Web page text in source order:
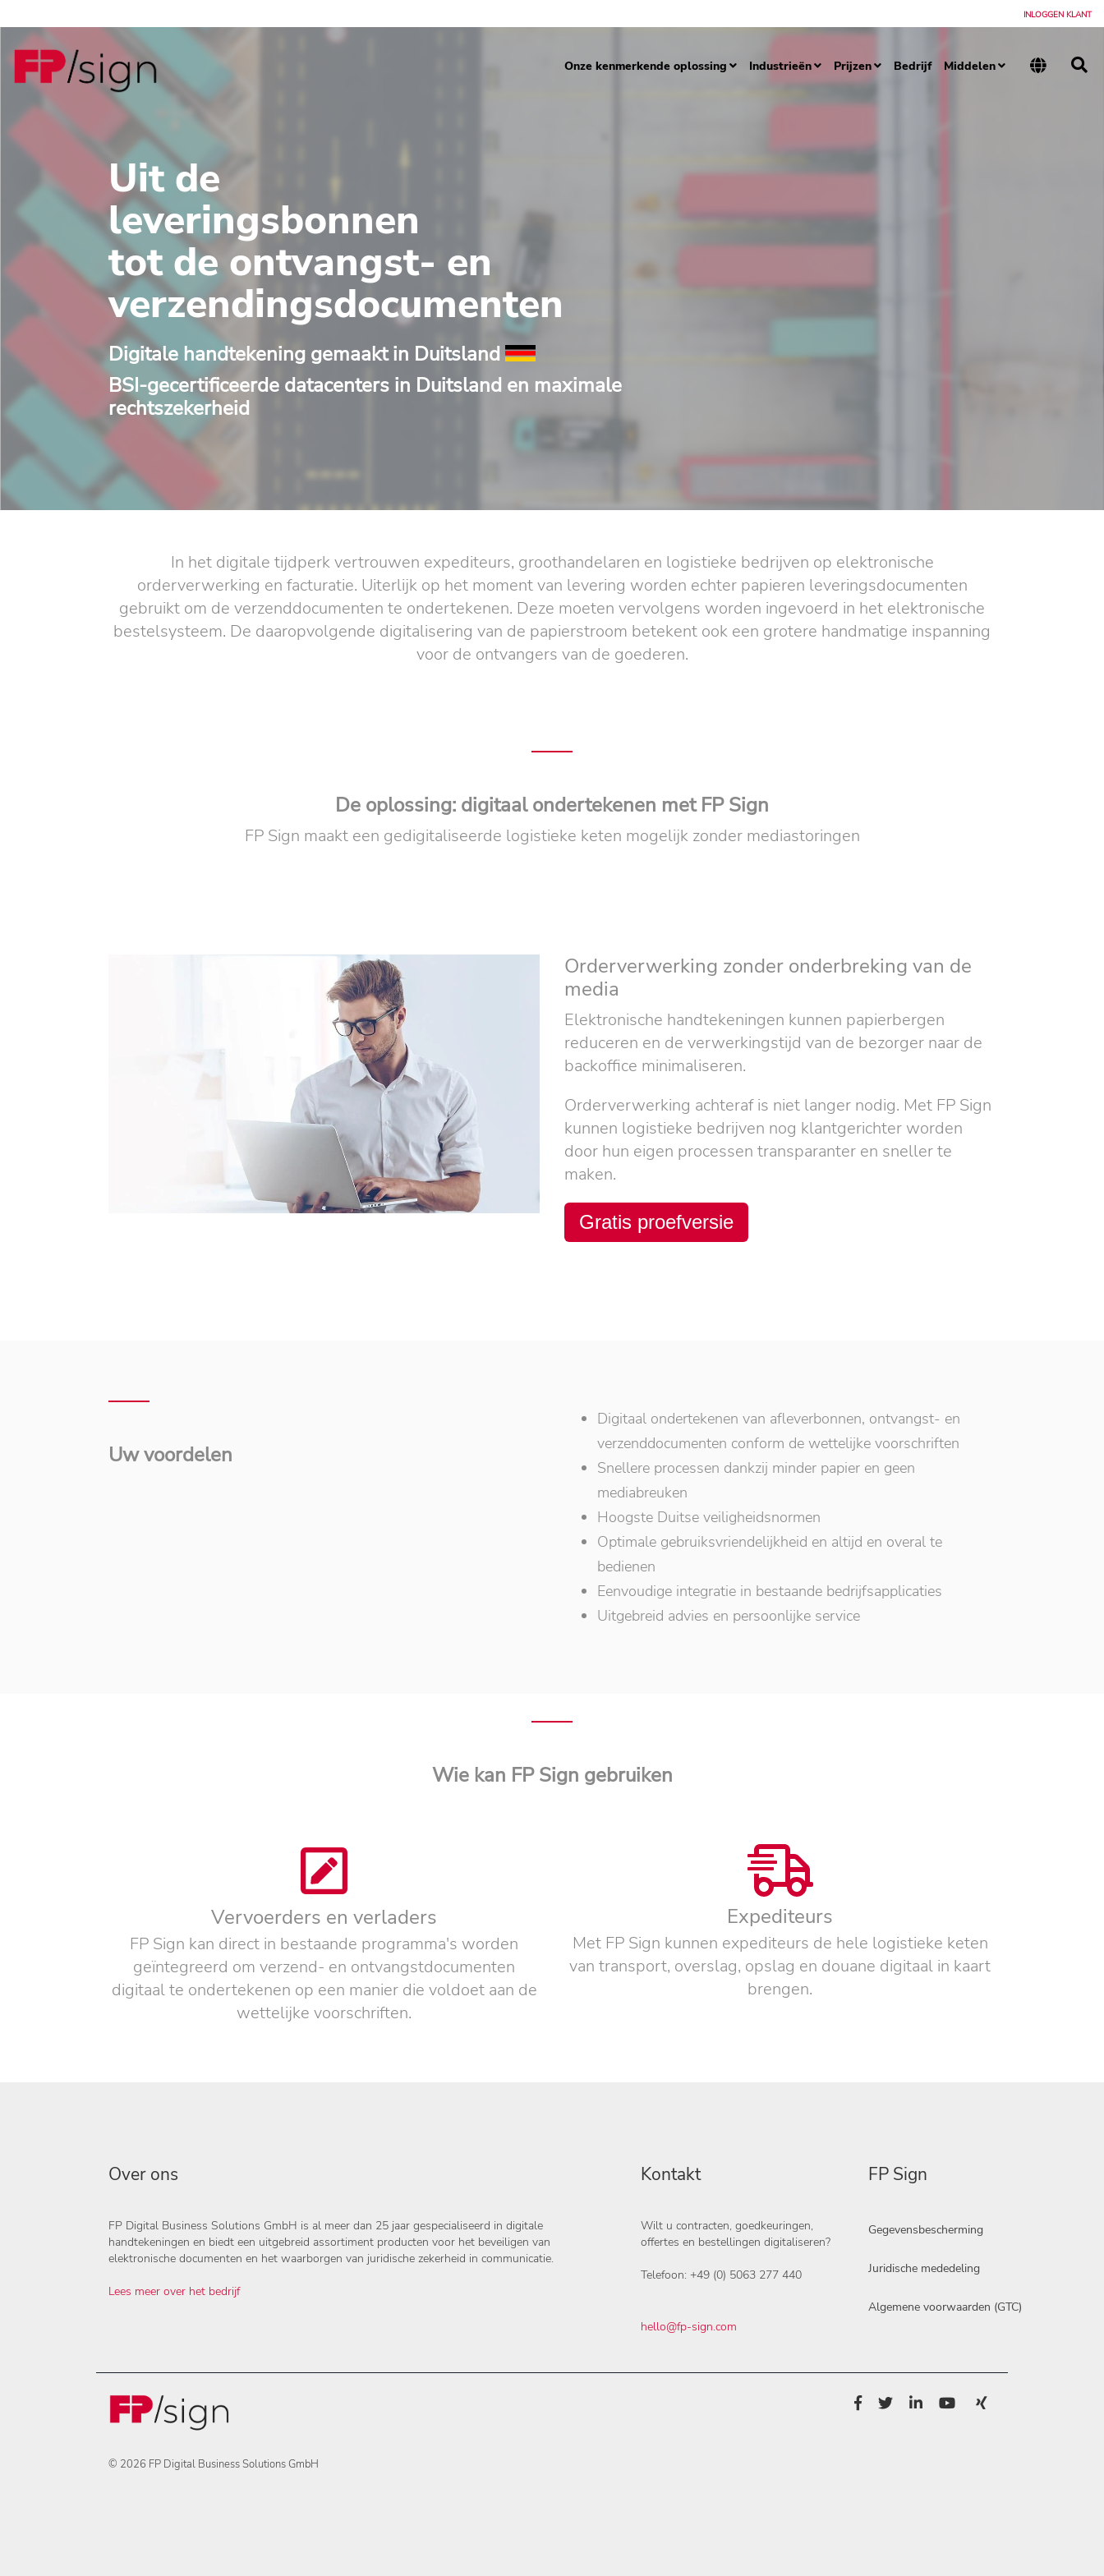
INLOGGEN KLANT
Onze kenmerkende oplossing Industrieën Prijzen Bedrijf Middelen
Uit de
leveringsbonnen
tot de ontvangst- en
verzendingsdocumenten
Digitale handtekening gemaakt in Duitsland
BSI-gecertificeerde datacenters in Duitsland en maximale
rechtszekerheid
In het digitale tijdperk vertrouwen expediteurs, groothandelaren en logistieke bedrijven op elektronische
orderverwerking en facturatie. Uiterlijk op het moment van levering worden echter papieren leveringsdocumenten
gebruikt om de verzenddocumenten te ondertekenen. Deze moeten vervolgens worden ingevoerd in het elektronische
bestelsysteem. De daaropvolgende digitalisering van de papierstroom betekent ook een grotere handmatige inspanning
voor de ontvangers van de goederen.
De oplossing: digitaal ondertekenen met FP Sign
FP Sign maakt een gedigitaliseerde logistieke keten mogelijk zonder mediastoringen
Orderverwerking zonder onderbreking van de
media
Elektronische handtekeningen kunnen papierbergen
reduceren en de verwerkingstijd van de bezorger naar de
backoffice minimaliseren.
Orderverwerking achteraf is niet langer nodig. Met FP Sign
kunnen logistieke bedrijven nog klantgerichter worden
door hun eigen processen transparanter en sneller te
maken.
Gratis proefversie
Uw voordelen
Digitaal ondertekenen van afleverbonnen, ontvangst- en
verzenddocumenten conform de wettelijke voorschriften
Snellere processen dankzij minder papier en geen
mediabreuken
Hoogste Duitse veiligheidsnormen
Optimale gebruiksvriendelijkheid en altijd en overal te
bedienen
Eenvoudige integratie in bestaande bedrijfsapplicaties
Uitgebreid advies en persoonlijke service
Wie kan FP Sign gebruiken
Vervoerders en verladers
FP Sign kan direct in bestaande programma's worden
geïntegreerd om verzend- en ontvangstdocumenten
digitaal te ondertekenen op een manier die voldoet aan de
wettelijke voorschriften.
Expediteurs
Met FP Sign kunnen expediteurs de hele logistieke keten
van transport, overslag, opslag en douane digitaal in kaart
brengen.
Over ons
FP Digital Business Solutions GmbH is al meer dan 25 jaar gespecialiseerd in digitale
handtekeningen en biedt een uitgebreid assortiment producten voor het beveiligen van
elektronische documenten en het waarborgen van juridische zekerheid in communicatie.
Lees meer over het bedrijf
Kontakt
Wilt u contracten, goedkeuringen,
offertes en bestellingen digitaliseren?
Telefoon: +49 (0) 5063 277 440
hello@fp-sign.com
FP Sign
Gegevensbescherming
Juridische mededeling
Algemene voorwaarden (GTC)
© 2026 FP Digital Business Solutions GmbH